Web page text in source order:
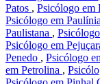
Patos , Psicólogo em
Psicólogo em Paulínia
Paulistana ,
Psicólogo em
Penedo , Psicólogo
em Petrolina ,